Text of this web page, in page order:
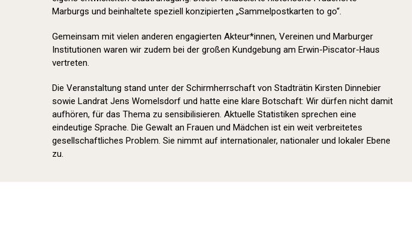
Marburgs und beinhaltete speziell konzipierten „Sammelpostkarten to go“.
Gemeinsam mit vielen anderen engagierten Akteur*innen, Vereinen und Marburger
Institutionen waren wir zudem bei der großen Kundgebung am Erwin-Piscator-Haus
vertreten.
Die Veranstaltung stand unter der Schirmherrschaft von Stadträtin Kirsten Dinnebier
sowie Landrat Jens Womelsdorf und hatte eine klare Botschaft: Wir dürfen nicht damit
aufhören, für das Thema zu sensibilisieren. Aktuelle Statistiken sprechen eine
eindeutige Sprache. Die Gewalt an Frauen und Mädchen ist ein weit verbreitetes
gesellschaftliches Problem. Sie nimmt auf internationaler, nationaler und lokaler Ebene
zu.